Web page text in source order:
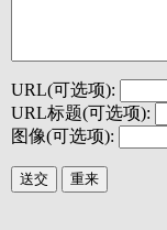
URL(可选项):
URL标题(可选项):
图像(可选项):